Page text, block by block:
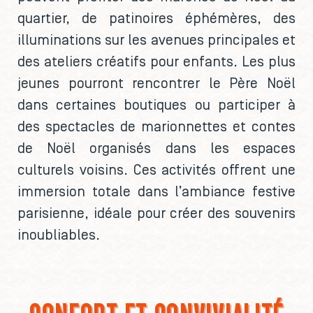
quartier, de patinoires éphémères, des
illuminations sur les avenues principales et
des ateliers créatifs pour enfants. Les plus
jeunes pourront rencontrer le Père Noël
dans certaines boutiques ou participer à
des spectacles de marionnettes et contes
de Noël organisés dans les espaces
culturels voisins. Ces activités offrent une
immersion totale dans l’ambiance festive
parisienne, idéale pour créer des souvenirs
inoubliables.